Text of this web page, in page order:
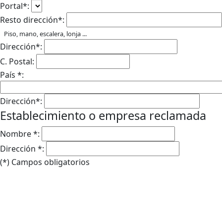
Portal*:
Resto dirección*:
Piso, mano, escalera, lonja ...
Dirección*:
C. Postal:
País *:
Dirección*:
Establecimiento o empresa reclamada
Nombre *:
Dirección *:
(*) Campos obligatorios